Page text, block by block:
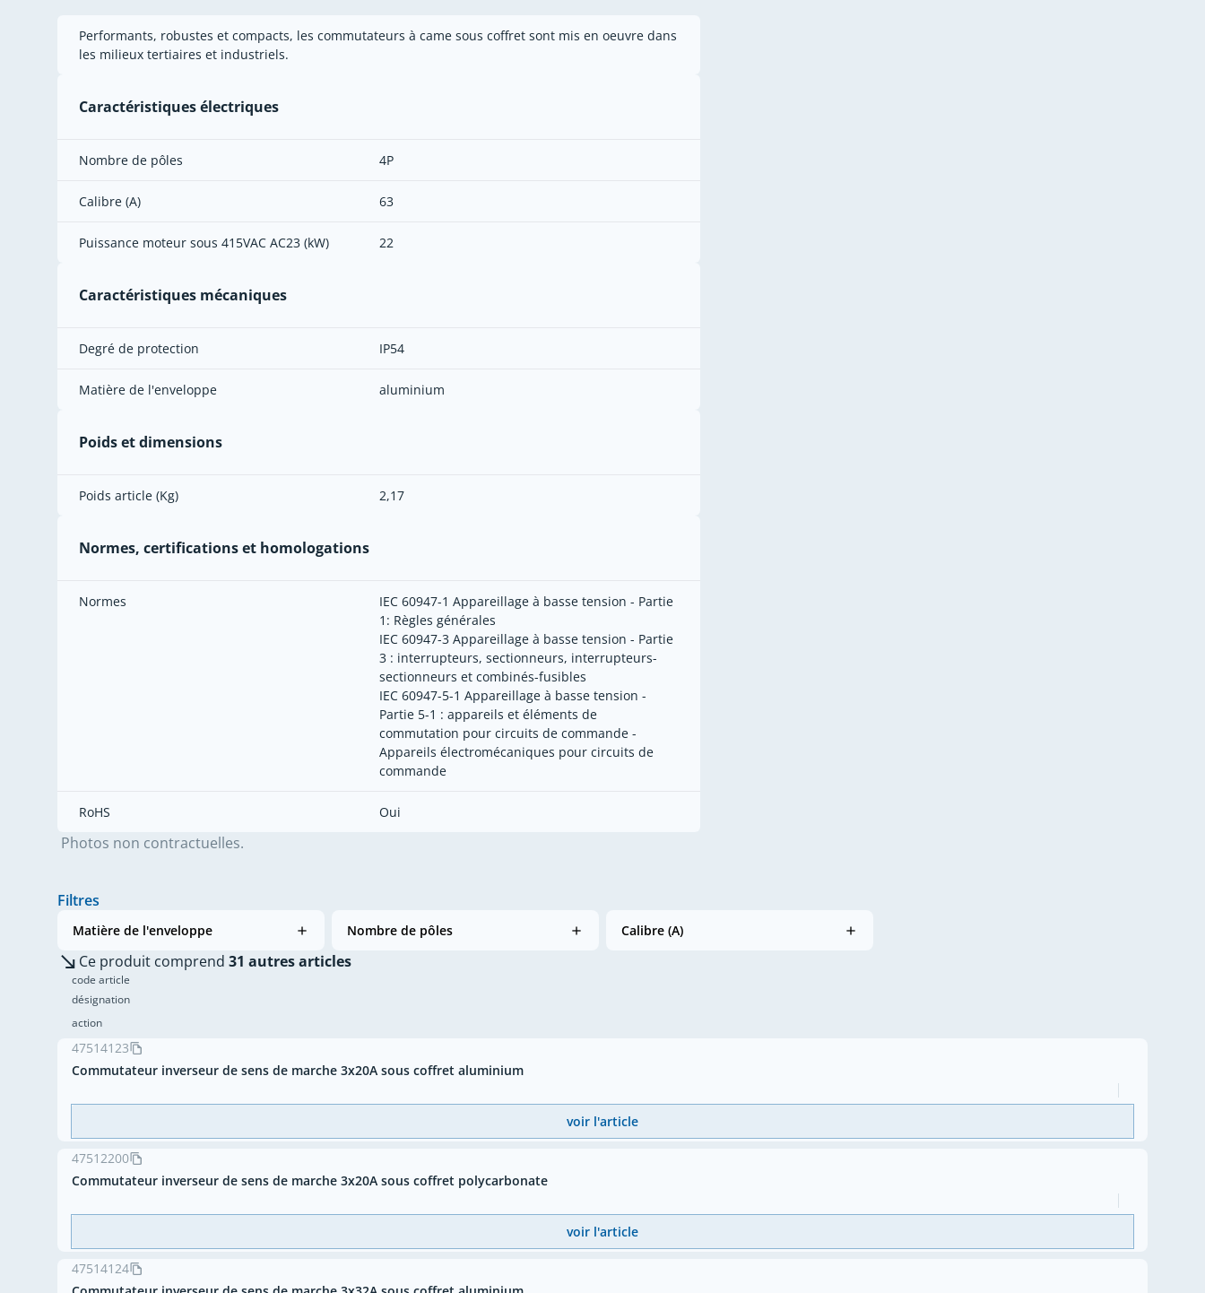
Performants, robustes et compacts, les commutateurs à came sous coffret sont mis en oeuvre dans
les milieux tertiaires et industriels.
Caractéristiques électriques
Nombre de pôles 4P
Calibre (A) 63
Puissance moteur sous 415VAC AC23 (kW) 22
Caractéristiques mécaniques
Degré de protection IP54
Matière de l'enveloppe aluminium
Poids et dimensions
Poids article (Kg) 2,17
Normes, certifications et homologations
Normes
IEC 60947-1 Appareillage à basse tension - Partie
1: Règles générales
IEC 60947-3 Appareillage à basse tension - Partie
3 : interrupteurs, sectionneurs, interrupteurs-
sectionneurs et combinés-fusibles
IEC 60947-5-1 Appareillage à basse tension -
Partie 5-1 : appareils et éléments de
commutation pour circuits de commande -
Appareils électromécaniques pour circuits de
commande
RoHS Oui
Photos non contractuelles.
Filtres
Matière de l'enveloppe Nombre de pôles Calibre (A)
Ce produit comprend 31 autres articles
code article
désignation
action
47514123
Commutateur inverseur de sens de marche 3x20A sous coffret aluminium
voir l'article
47512200
Commutateur inverseur de sens de marche 3x20A sous coffret polycarbonate
voir l'article
47514124